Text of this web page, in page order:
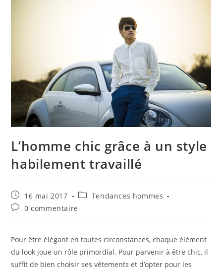
L’homme chic grâce à un style
habilement travaillé
Publication
publiée :
16 mai 2017
PostTendances hommes
Commentaires
publication :
0 commentaire
Pour être élégant en toutes circonstances, chaque élément
du look joue un rôle primordial. Pour parvenir à être chic, il
suffit de bien choisir ses vêtements et d’opter pour les